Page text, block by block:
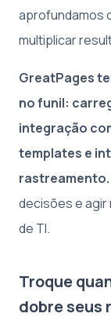
aprofundamos
multiplicar
GreatPages
no funil:
integração
templates e
rastreamento.
decisões e agir
de TI.
Troque
dobre seus